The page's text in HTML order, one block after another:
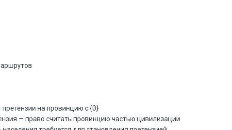
на провинцию с {0}
— право считать провинцию частью цивилизации.